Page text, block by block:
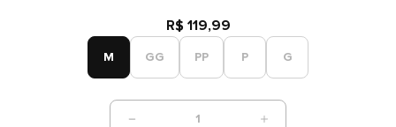
R$ 119,99
M GG PP P G
1